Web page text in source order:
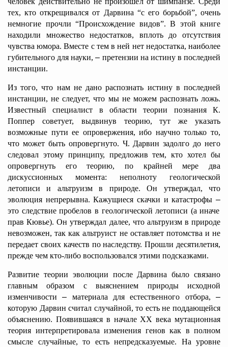
тех, кто открещивался от Дарвина “с его борьбой”, очень
немногие прочли “Происхождение видов”. В этой книге
находили множество недостатков, вплоть до отсутствия
чувства юмора. Вместе с тем в ней нет недостатка, наиболее
губительного для науки, – претензии на истину в последней
инстанции.
Из того, что нам не дано распознать истину в последней
инстанции, не следует, что мы не можем распознать ложь.
Известный специалист в области теории познания К.
Поппер советует, выдвинув теорию, тут же указать
возможные пути ее опровержения, ибо научно только то,
что может быть опровергнуто. Ч. Дарвин задолго до него
следовал этому принципу, предложив тем, кто хотел бы
опровергнуть его теорию, по крайней мере два
дискуссионных момента: неполноту геологической
летописи и альтруизм в природе. Он утверждал, что
эволюция непрерывна. Кажущиеся скачки и катастрофы –
это следствие пробелов в геологической летописи (а иначе
прав Кювье). Он утверждал далее, что альтруизм в природе
невозможен, так как альтруист не оставляет потомства и не
передает своих качеств по наследству. Прошли десятилетия,
прежде чем кто-либо воспользовался этими подсказками.
Развитие теории эволюции после Дарвина было связано
главным образом с выяснением природы исходной
изменчивости– материала для естественного отбора, –
которую Дарвин считал случайной, то есть не поддающейся
объяснению. Появившаяся в начале XX века мутационная
теория интерпретировала изменения генов как в полном
смысле случайные, то есть непредсказуемые. На уровне